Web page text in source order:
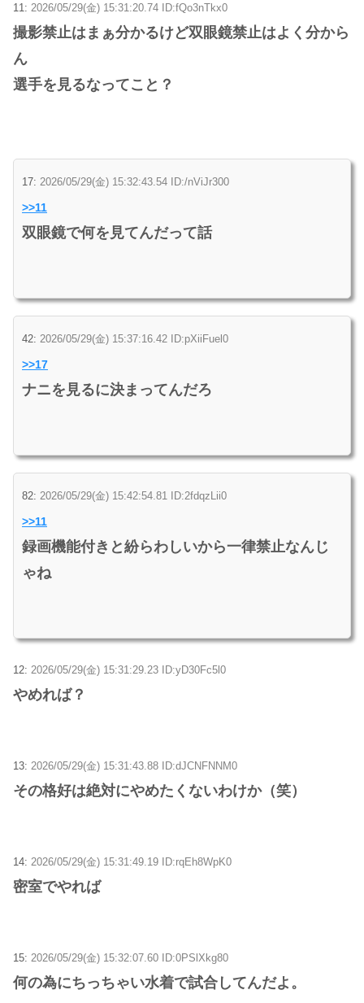
11: 2026/05/29(金) 15:31:20.74 ID:fQo3nTkx0
撮影禁止はまぁ分かるけど双眼鏡禁止はよく分から
ん
選手を見るなってこと？
17: 2026/05/29(金) 15:32:43.54 ID:/nViJr300
>>11
双眼鏡で何を見てんだって話
42: 2026/05/29(金) 15:37:16.42 ID:pXiiFuel0
>>17
ナニを見るに決まってんだろ
82: 2026/05/29(金) 15:42:54.81 ID:2fdqzLii0
>>11
録画機能付きと紛らわしいから一律禁止なんじ
ゃね
12: 2026/05/29(金) 15:31:29.23 ID:yD30Fc5l0
やめれば？
13: 2026/05/29(金) 15:31:43.88 ID:dJCNFNNM0
その格好は絶対にやめたくないわけか（笑）
14: 2026/05/29(金) 15:31:49.19 ID:rqEh8WpK0
密室でやれば
15: 2026/05/29(金) 15:32:07.60 ID:0PSlXkg80
何の為にちっちゃい水着で試合してんだよ。